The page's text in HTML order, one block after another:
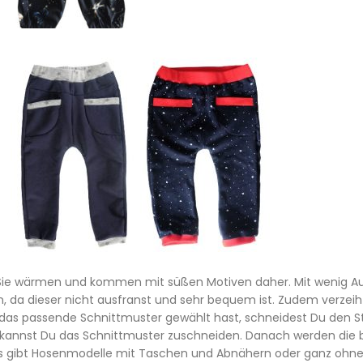
wärmen und kommen mit süßen Motiven daher. Mit wenig
da dieser nicht ausfranst und sehr bequem ist. Zudem
passende Schnittmuster gewählt hast, schneidest Du den
Du das Schnittmuster zuschneiden. Danach werden
Hosenmodelle mit Taschen und Abnähern oder ganz